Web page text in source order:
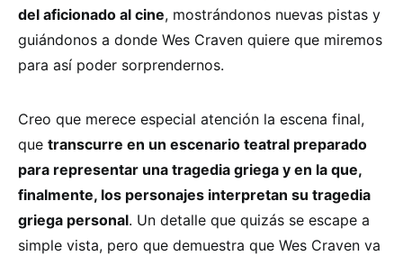
del aficionado al cine, mostrándonos nuevas pistas y
guiándonos a donde Wes Craven quiere que miremos
para así poder sorprendernos.
Creo que merece especial atención la escena final,
que transcurre en un escenario teatral preparado
para representar una tragedia griega y en la que,
finalmente, los personajes interpretan su tragedia
griega personal. Un detalle que quizás se escape a
simple vista, pero que demuestra que Wes Craven va